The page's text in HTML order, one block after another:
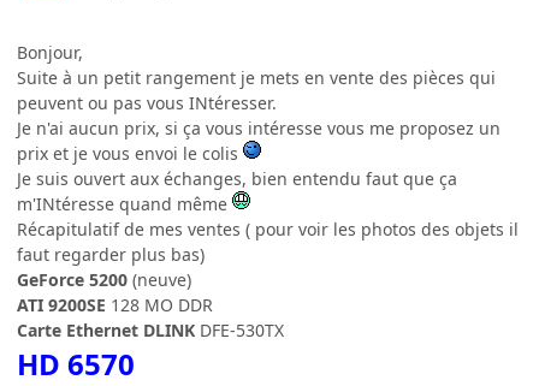
Bonjour,
Suite à un petit rangement je mets en vente des pièces qui
peuvent ou pas vous INtéresser.
Je n'ai aucun prix, si ça vous intéresse vous me proposez un
prix et je vous envoi le colis
Je suis ouvert aux échanges, bien entendu faut que ça
m'INtéresse quand même
Récapitulatif de mes ventes ( pour voir les photos des objets il
faut regarder plus bas)
GeForce 5200 (neuve)
ATI 9200SE 128 MO DDR
Carte Ethernet DLINK DFE-530TX
HD 6570